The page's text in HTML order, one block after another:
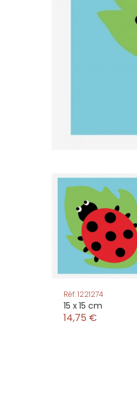
Réf: 1221274
15 x 15 cm
14,75 €